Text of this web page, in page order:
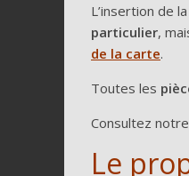
L’insertion de la
particulier,
de la carte.
Toutes les
Consultez notre
Le